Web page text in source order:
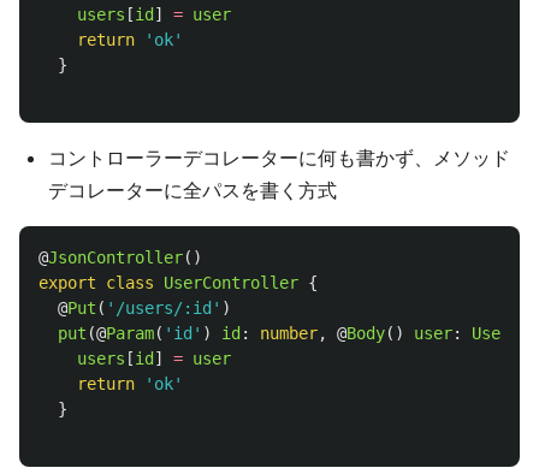
users [id ] = user
return
' ok'
}
コントローラーデコレーターに何も書かず、メソッド
デコレーターに全パスを書く方式
@JsonController()
export
class UserController {
@Put ( ' /users/:id ' )
put (@Param( ' id ' ) id : number, @Body() user: User
users [id ] = user
return
' ok'
}